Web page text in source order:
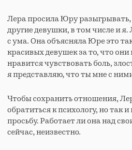
Лера просила Юру разыгрывать,
другие девушки, в том числе и я.
с ума. Она объясняла Юре это
красивых девушек за то, что
нравится чувствовать боль,
я представляю, что ты мне с
Чтобы сохранить отношения,
обратиться к психологу, но так
просьбу. Работает ли она над
сейчас, неизвестно.